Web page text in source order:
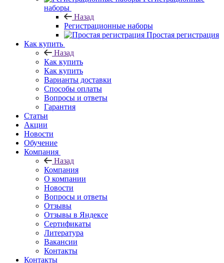
наборы
Назад
Регистрационные наборы
Простая регистрация
Как купить
Назад
Как купить
Как купить
Варианты доставки
Способы оплаты
Вопросы и ответы
Гарантия
Статьи
Акции
Новости
Обучение
Компания
Назад
Компания
О компании
Новости
Вопросы и ответы
Отзывы
Отзывы в Яндексе
Сертификаты
Литература
Вакансии
Контакты
Контакты